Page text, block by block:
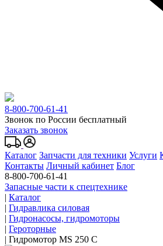
8-800-700-61-41
Звонок по России бесплатный
Заказать звонок
Каталог Запчасти для техники Услуги
Контакты Личный кабинет Блог
8-800-700-61-41
Запасные части к спецтехнике
| Каталог
| Гидравлика силовая
| Гидронасосы, гидромоторы
| Героторные
| Гидромотор MS 250 C